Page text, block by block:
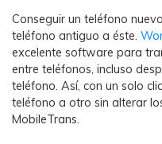
Conseguir un teléfono
teléfono antiguo a éste.
excelente software para
entre teléfonos, incluso
teléfono. Así, con un solo
teléfono a otro sin alterar
MobileTrans.